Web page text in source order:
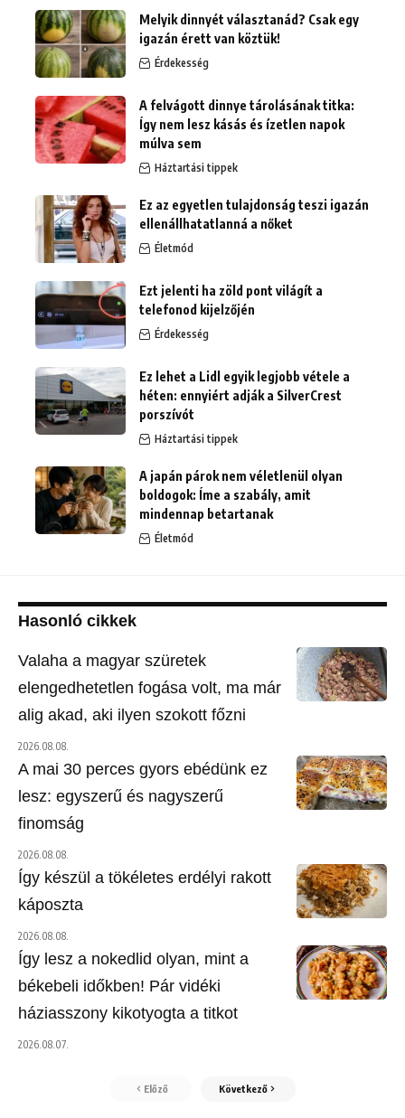
Melyik dinnyét választanád? Csak egy
igazán érett van köztük!
Érdekesség
A felvágott dinnye tárolásának titka:
Így nem lesz kásás és ízetlen napok
múlva sem
Háztartási tippek
Ez az egyetlen tulajdonság teszi igazán
ellenállhatatlanná a nőket
Életmód
Ezt jelenti ha zöld pont világít a
telefonod kijelzőjén
Érdekesség
Ez lehet a Lidl egyik legjobb vétele a
héten: ennyiért adják a SilverCrest
porszívót
Háztartási tippek
A japán párok nem véletlenül olyan
boldogok: Íme a szabály, amit
mindennap betartanak
Életmód
Hasonló cikkek
Valaha a magyar szüretek
elengedhetetlen fogása volt, ma már
alig akad, aki ilyen szokott főzni
2026.08.08.
A mai 30 perces gyors ebédünk ez
lesz: egyszerű és nagyszerű
finomság
2026.08.08.
Így készül a tökéletes erdélyi rakott
káposzta
2026.08.08.
Így lesz a nokedlid olyan, mint a
békebeli időkben! Pár vidéki
háziasszony kikotyogta a titkot
2026.08.07.
Előző Következő